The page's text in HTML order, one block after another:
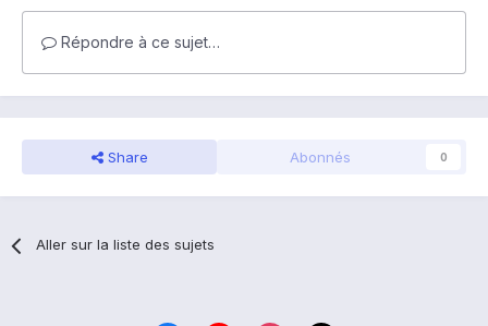
Répondre à ce sujet…
Share Abonnés 0
Aller sur la liste des sujets